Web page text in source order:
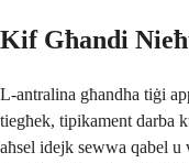
Kif Għandi
L-antralina għandha tiġi
tiegħek, tipikament darba
aħsel idejk sewwa qabel